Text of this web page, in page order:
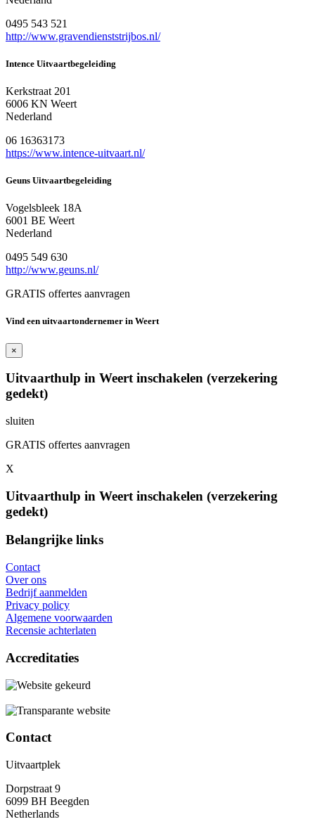
0495 543 521
http://www.gravendienststrijbos.nl/
Intence Uitvaartbegeleiding
Kerkstraat 201
6006 KN Weert
Nederland
06 16363173
https://www.intence-uitvaart.nl/
Geuns Uitvaartbegeleiding
Vogelsbleek 18A
6001 BE Weert
Nederland
0495 549 630
http://www.geuns.nl/
GRATIS offertes aanvragen
Vind een uitvaartondernemer in Weert
×
Uitvaarthulp in Weert inschakelen (verzekering
gedekt)
sluiten
GRATIS offertes aanvragen
X
Uitvaarthulp in Weert inschakelen (verzekering
gedekt)
Belangrijke links
Contact
Over ons
Bedrijf aanmelden
Privacy policy
Algemene voorwaarden
Recensie achterlaten
Accreditaties
Contact
Uitvaartplek
Dorpstraat 9
6099 BH Beegden
Netherlands